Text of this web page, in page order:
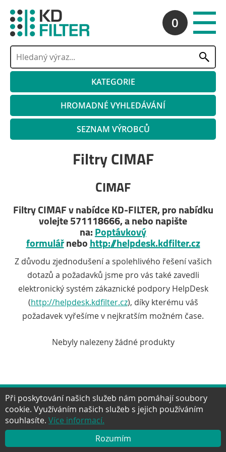
0
KATEGORIE
HROMADNÉ VYHLEDÁVÁNÍ
SEZNAM VÝROBCŮ
Filtry CIMAF
CIMAF
Filtry CIMAF v nabídce KD-FILTER, pro nabídku
volejte 571118666, a nebo napište
na: Poptávkový
formulářnebo http://helpdesk.kdfilter.cz
Z důvodu zjednodušení a spolehlivého řešení vašich
dotazů a požadavků jsme pro vás také zavedli
elektronický systém zákaznické podpory HelpDesk
(http://helpdesk.kdfilter.cz), díky kterému váš
požadavek vyřešíme v nejkratším možném čase.
Nebyly nalezeny žádné produkty
NAHORU Facebook
TwitterGoogle+YouTube
Při poskytování našich služeb nám pomáhají soubory
cookie. Využíváním našich služeb s jejich používáním
souhlasíte. Více informací.
Rozumím